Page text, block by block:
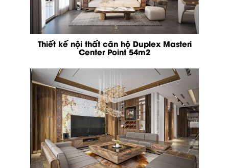
Thiết kế nội thất căn hộ Duplex Masteri
Center Point 54m2